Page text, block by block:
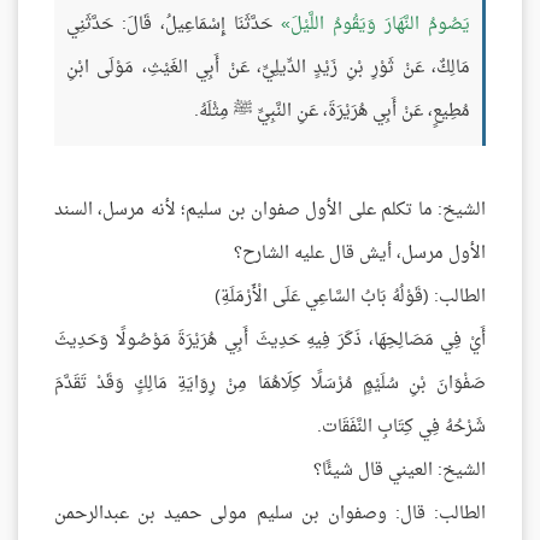
يَصُومُ النَّهَارَ وَيَقُومُ اللَّيْلَ حَدَّثَنَا إِسْمَاعِيلُ، قَالَ: حَدَّثَنِي
مَالِكٌ، عَنْ ثَوْرِ بْنِ زَيْدٍ الدِّيلِيِّ، عَنْ أَبِي الغَيْثِ، مَوْلَى ابْنِ
مُطِيعٍ، عَنْ أَبِي هُرَيْرَةَ، عَنِ النَّبِيِّ ﷺ مِثْلَهُ.
الشيخ: ما تكلم على الأول صفوان بن سليم؛ لأنه مرسل، السند
الأول مرسل، أيش قال عليه الشارح؟
الطالب: (قَوْلُهُ بَابُ السَّاعِي عَلَى الْأَرْمَلَةِ)
أَيْ فِي مَصَالِحِهَا، ذَكَرَ فِيهِ حَدِيثَ أَبِي هُرَيْرَةَ مَوْصُولًا وَحَدِيثَ
صَفْوَانَ بْنِ سُلَيْمٍ مُرْسَلًا كِلَاهُمَا مِنْ رِوَايَةِ مَالِكٍ وَقَدْ تَقَدَّمَ
شَرْحُهُ فِي كِتَابِ النَّفَقَات.
الشيخ: العيني قال شيئًا؟
الطالب: قال: وصفوان بن سليم مولى حميد بن عبدالرحمن